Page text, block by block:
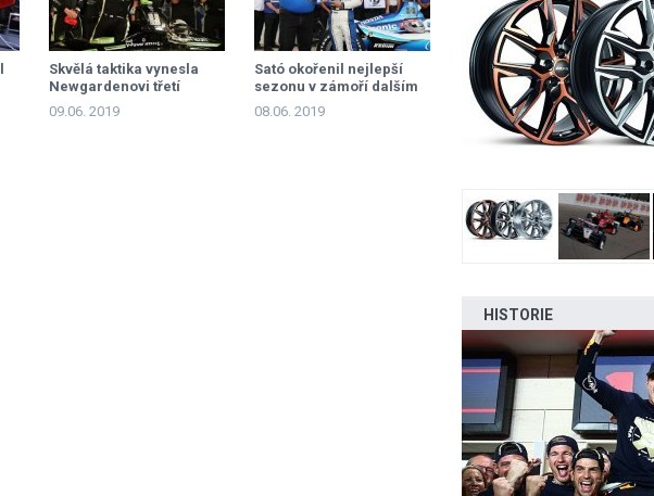
Skvělá taktika vynesla
Newgardenovi třetí
triumf v sezoně
09.06. 2019
Sató okořenil nejlepší
sezonu v zámoří dalším
pole position
08.06. 2019
HISTORIE